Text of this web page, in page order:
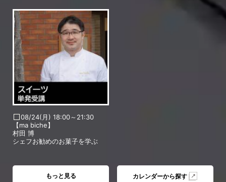
08/24(月) 18:00～21:30
【ma biche】
村田 博
シェフお勧めのお菓子を学ぶ
もっと見る カレンダーから探す